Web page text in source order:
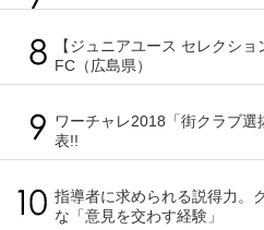
【ジュニアユース セレクシ
FC（広島県）
ワーチャレ2018「街クラブ
表!!
指導者に求められる説得力。
な「意見を交わす経験」